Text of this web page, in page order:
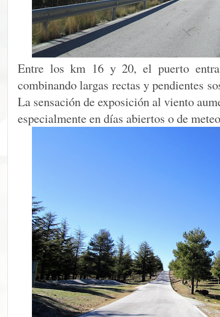
Entre los km 16 y 20, el puerto
combinando largas rectas y pendientes
La sensación de exposición al viento
especialmente en días abiertos o de